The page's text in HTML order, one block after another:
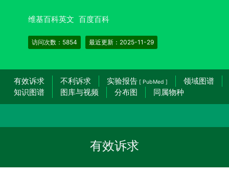
维基百科英文 百度百科
访问次数：5854 最近更新：2025-11-29
有效诉求 不利诉求 实验报告 [ PubMed ]
领域图谱
知识图谱
图库与视频 分布图 同属物种
有效诉求